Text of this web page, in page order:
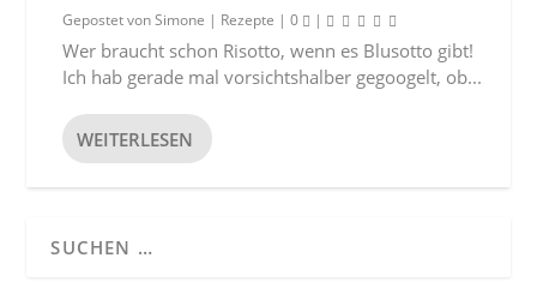
Gepostet vonSimone | Rezepte |0 |
Wer braucht schon Risotto, wenn es Blusotto gibt!
Ich hab gerade mal vorsichtshalber gegoogelt, ob...
WEITERLESEN